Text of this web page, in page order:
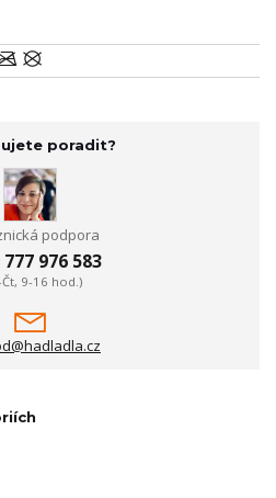
poradit?
podpora
976 583
Čt, 9-16 hod.)